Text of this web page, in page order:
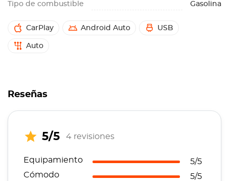
Tipo de combustible Gasolina
CarPlay Android Auto USB
Auto
Reseñas
5/5 4 revisiones
Equipamiento
5/5
Cómodo
5/5